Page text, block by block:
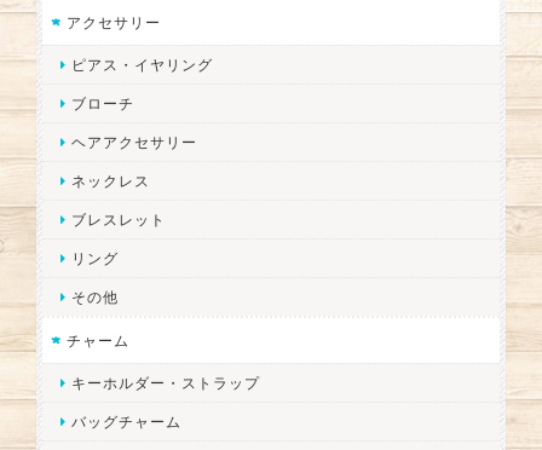
アクセサリー
ピアス・イヤリング
ブローチ
ヘアアクセサリー
ネックレス
ブレスレット
リング
その他
チャーム
キーホルダー・ストラップ
バッグチャーム